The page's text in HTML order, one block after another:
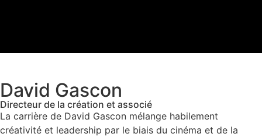
David Gascon
Directeur de la création et associé
La carrière de David Gascon mélange habilement
créativité et leadership par le biais du cinéma et de la